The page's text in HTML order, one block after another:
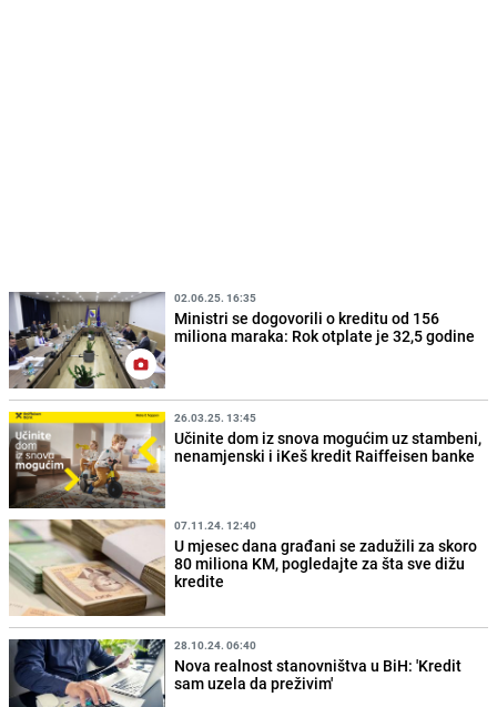
02.06.25. 16:35
Ministri se dogovorili o kreditu od 156
miliona maraka: Rok otplate je 32,5 godine
26.03.25. 13:45
Učinite dom iz snova mogućim uz stambeni,
nenamjenski i iKeš kredit Raiffeisen banke
07.11.24. 12:40
U mjesec dana građani se zadužili za skoro
80 miliona KM, pogledajte za šta sve dižu
kredite
28.10.24. 06:40
Nova realnost stanovništva u BiH: 'Kredit
sam uzela da preživim'